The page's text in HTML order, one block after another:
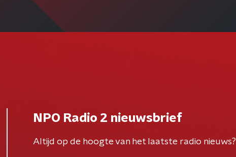
NPO Radio 2 nieuwsbrief
Altijd op de hoogte van het laatste radio nieuws?